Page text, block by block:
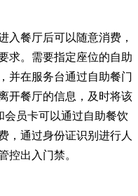
入餐厅后可以随意消费，
求。需要指定座位的自助
并在服务台通过自助餐门
开餐厅的信息，及时将该
会员卡可以通过自助餐饮
，通过身份证识别进行人
控出入门禁。